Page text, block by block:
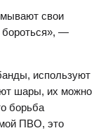
свои
бороться», —
используют
шары, их можно
борьба
ПВО, это